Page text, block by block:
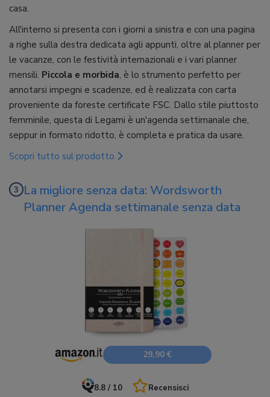
casa.
All'interno si presenta con i giorni a sinistra e con una pagina
a righe sulla destra dedicata agli appunti, oltre al planner per
le vacanze, con le festività internazionali e i vari planner
mensili. Piccola e morbida, è lo strumento perfetto per
annotarsi impegni e scadenze, ed è realizzata con carta
proveniente da foreste certificate FSC. Dallo stile piuttosto
femminile, questa di Legami è un'agenda settimanale che,
seppur in formato ridotto, è completa e pratica da usare.
Scopri tutto sul prodotto
La migliore senza data: Wordsworth
Planner Agenda settimanale senza data
29,90 €
8.8 / 10 Recensisci